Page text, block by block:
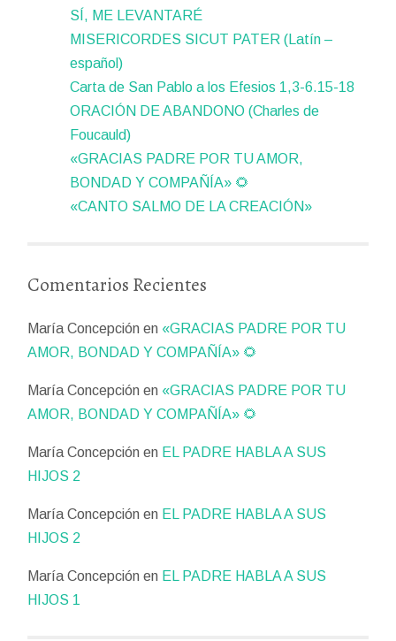
SÍ, ME LEVANTARÉ
MISERICORDES SICUT PATER (Latín –
español)
Carta de San Pablo a los Efesios 1,3-6.15-18
ORACIÓN DE ABANDONO (Charles de
Foucauld)
«GRACIAS PADRE POR TU AMOR,
BONDAD Y COMPAÑÍA» 🌻
«CANTO SALMO DE LA CREACIÓN»
Comentarios Recientes
María Concepción en «GRACIAS PADRE POR TU
AMOR, BONDAD Y COMPAÑÍA» 🌻
María Concepción en «GRACIAS PADRE POR TU
AMOR, BONDAD Y COMPAÑÍA» 🌻
María Concepción en EL PADRE HABLA A SUS
HIJOS 2
María Concepción en EL PADRE HABLA A SUS
HIJOS 2
María Concepción en EL PADRE HABLA A SUS
HIJOS 1